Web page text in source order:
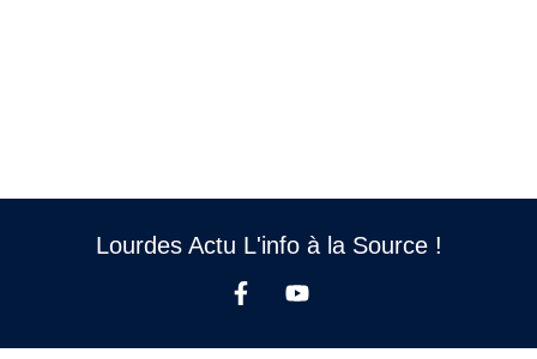
Lourdes Actu L'info à la Source !